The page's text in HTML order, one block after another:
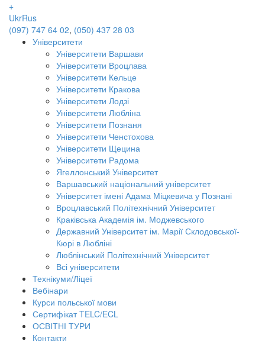
+
UkrRus
(097) 747 64 02, (050) 437 28 03
Університети
Університети Варшави
Університети Вроцлава
Університети Кельце
Університети Кракова
Університети Лодзі
Університети Любліна
Університети Познаня
Університети Ченстохова
Університети Щецина
Університети Радома
Ягеллонський Університет
Варшавський національний університет
Університет імені Адама Міцкевича у Познані
Вроцлавський Політехнічний Університет
Краківська Академія ім. Моджевського
Державний Університет ім. Марії Склодовської-
Кюрі в Любліні
Люблінський Політехнічний Університет
Всі університети
Технікуми/Ліцеї
Вебінари
Курси польської мови
Сертифікат TELC/ECL
ОСВІТНІ ТУРИ
Контакти